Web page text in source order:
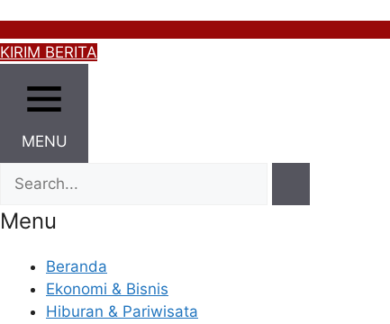
KIRIM BERITA
MENU
Menu
Beranda
Ekonomi & Bisnis
Hiburan & Pariwisata